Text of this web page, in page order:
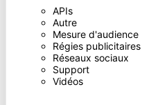
APIs
Autre
Mesure d'audience
Régies publicitaires
Réseaux sociaux
Support
Vidéos
** Les données personnelles
fins de vous contacter. Elles
traitants. Vous disposez de
d’effacement, de portabilité, de
votre consentement à tout
réclamation auprès d’une
le sort de vos données post-
par voie postale ou par
d'identité pourra vous être